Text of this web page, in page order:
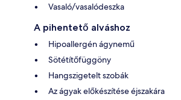
Vasaló/vasalódeszka
A pihentető alváshoz
Hipoallergén ágynemű
Sötétítőfüggöny
Hangszigetelt szobák
Az ágyak előkészítése éjszakára